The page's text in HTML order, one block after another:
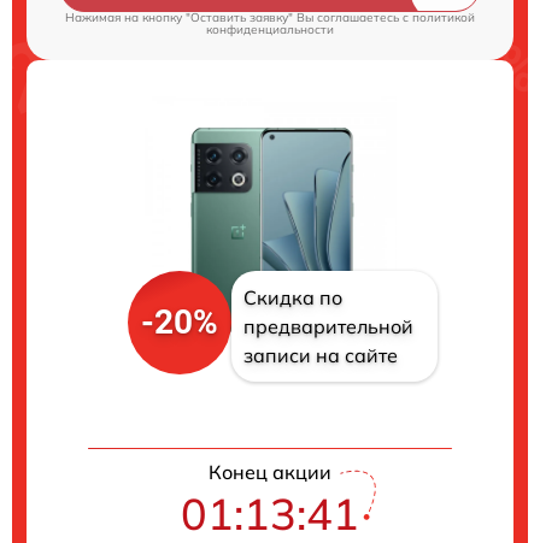
Нажимая на кнопку "Оставить заявку" Вы соглашаетесь c политикой
конфиденциальности
-20%
Скидка по
предварительной
записи на сайте
Конец акции
01:13:40